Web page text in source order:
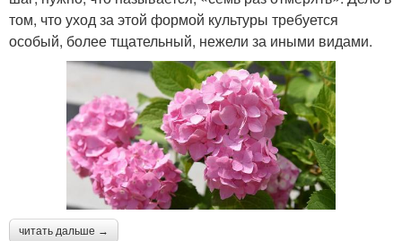
том, что уход за этой формой культуры требуется
особый, более тщательный, нежели за иными видами.
читать дальше →